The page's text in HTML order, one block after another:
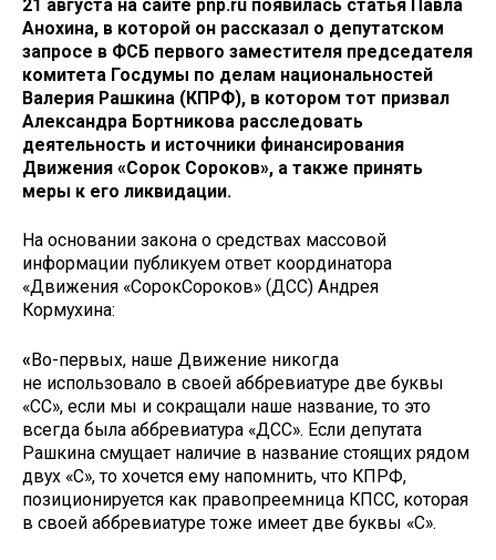
21 августа на сайте pnp.ru появилась статья Павла
Анохина, в которой он рассказал о депутатском
запросе в ФСБ первого заместителя председателя
комитета Госдумы по делам национальностей
Валерия Рашкина (КПРФ), в котором тот призвал
Александра Бортникова расследовать
деятельность и источники финансирования
Движения «Сорок Сороков», а также принять
меры к его ликвидации.
На основании закона о средствах массовой
информации публикуем ответ координатора
«Движения «СорокСороков» (ДСС) Андрея
Кормухина:
«Во-первых, наше Движение никогда
не использовало в своей аббревиатуре две буквы
«СС», если мы и сокращали наше название, то это
всегда была аббревиатура «ДСС». Если депутата
Рашкина смущает наличие в название стоящих рядом
двух «С», то хочется ему напомнить, что КПРФ,
позиционируется как правопреемница КПСС, которая
в своей аббревиатуре тоже имеет две буквы «С».